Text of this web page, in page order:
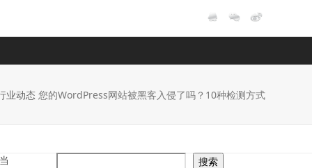
业动态 您的WordPress网站被黑客入侵了吗？10种检测方式
搜索